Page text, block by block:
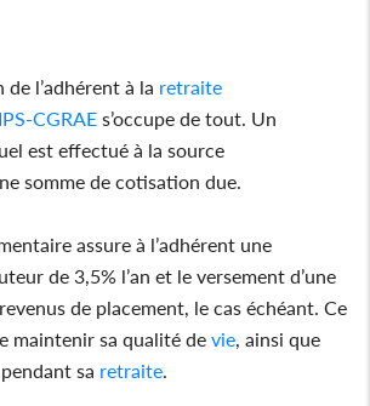
l’adhérent à la retraite
IPS-CGRAE s’occupe de tout. Un
est effectué à la source
somme de cotisation due.
assure à l’adhérent une
de 3,5% l’an et le versement d’une
de placement, le cas échéant. Ce
maintenir sa qualité devie, ainsi que
sa retraite.